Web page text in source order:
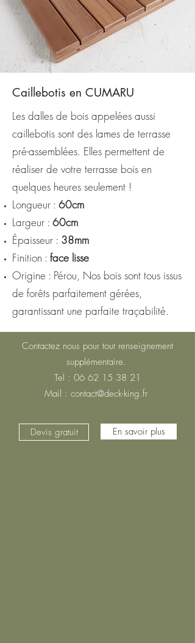
Caillebotis en CUMARU
Les dalles de bois appelées aussi
caillebotis sont des lames de terrasse
pré-assemblées. Elles permettent de
réaliser de votre terrasse bois en
quelques heures seulement !
Longueur : 60cm
Largeur : 60cm
Épaisseur : 38mm
Finition : face lisse
Origine : Pérou, Nos bois sont tous issus
de forêts parfaitement gérées,
garantissant une parfaite traçabilité.
Contactez nous pour tout renseignement
supplémentaire.
Tel : 06 62 15 38 21
Mail : contact@deck-king.fr
Devis gratuit En savoir plus